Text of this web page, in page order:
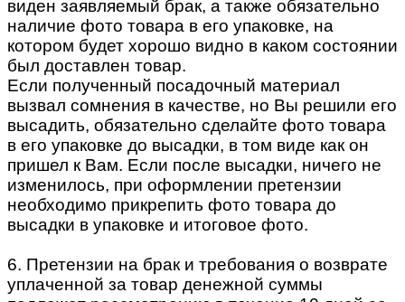
виден заявляемый брак, а также обязательно
наличие фото товара в его упаковке, на
котором будет хорошо видно в каком состоянии
был доставлен товар.
Если полученный посадочный материал
вызвал сомнения в качестве, но Вы решили его
высадить, обязательно сделайте фото товара
в его упаковке до высадки, в том виде как он
пришел к Вам. Если после высадки, ничего не
изменилось, при оформлении претензии
необходимо прикрепить фото товара до
высадки в упаковке и итоговое фото.
6. Претензии на брак и требования о возврате
уплаченной за товар денежной суммы